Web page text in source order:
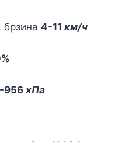
, брзина 4-11 км/ч
956 хПа